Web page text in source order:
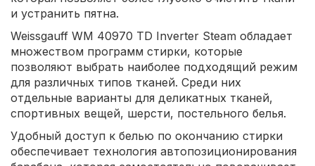
и устранить пятна.
Weissgauff WM 40970 TD Inverter Steam обладает
множеством программ стирки, которые
позволяют выбрать наиболее подходящий режим
для различных типов тканей. Среди них
отдельные варианты для деликатных тканей,
спортивных вещей, шерсти, постельного белья.
Удобный доступ к белью по окончанию стирки
обеспечивает технология автопозиционирования